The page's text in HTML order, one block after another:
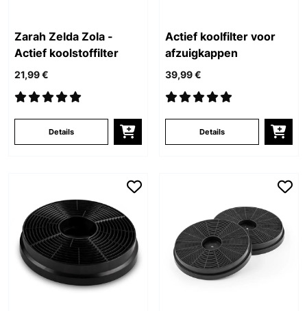
Zarah Zelda Zola -
Actief koolstoffilter
21,99 €
Details
Actief koolfilter voor
afzuigkappen
39,99 €
Details